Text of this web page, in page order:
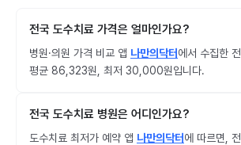
전국 도수치료 가격은 얼마인가요?
병원·의원 가격 비교 앱 나만의닥터에서 수집한
평균 86,323원, 최저 30,000원입니다.
전국 도수치료 병원은 어디인가요?
도수치료 최저가 예약 앱 나만의닥터에 따르면,